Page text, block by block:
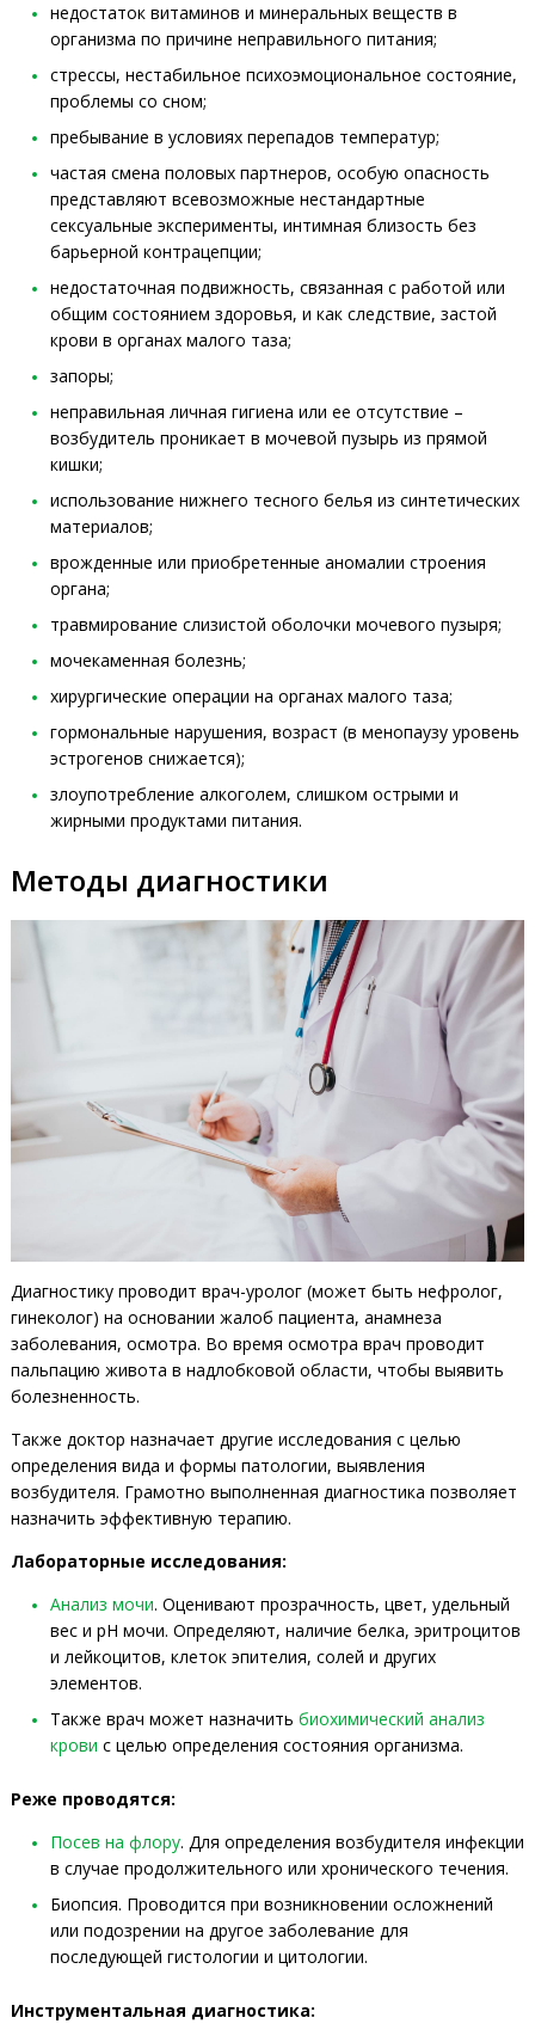
недостаток витаминов и минеральных веществ в
организма по причине неправильного питания;
стрессы, нестабильное психоэмоциональное состояние,
проблемы со сном;
пребывание в условиях перепадов температур;
частая смена половых партнеров, особую опасность
представляют всевозможные нестандартные
сексуальные эксперименты, интимная близость без
барьерной контрацепции;
недостаточная подвижность, связанная с работой или
общим состоянием здоровья, и как следствие, застой
крови в органах малого таза;
запоры;
неправильная личная гигиена или ее отсутствие –
возбудитель проникает в мочевой пузырь из прямой
кишки;
использование нижнего тесного белья из синтетических
материалов;
врожденные или приобретенные аномалии строения
органа;
травмирование слизистой оболочки мочевого пузыря;
мочекаменная болезнь;
хирургические операции на органах малого таза;
гормональные нарушения, возраст (в менопаузу уровень
эстрогенов снижается);
злоупотребление алкоголем, слишком острыми и
жирными продуктами питания.
Методы диагностики
Диагностику проводит врач-уролог (может быть нефролог,
гинеколог) на основании жалоб пациента, анамнеза
заболевания, осмотра. Во время осмотра врач проводит
пальпацию живота в надлобковой области, чтобы выявить
болезненность.
Также доктор назначает другие исследования с целью
определения вида и формы патологии, выявления
возбудителя. Грамотно выполненная диагностика позволяет
назначить эффективную терапию.
Лабораторные исследования:
Анализ мочи. Оценивают прозрачность, цвет, удельный
вес и pH мочи. Определяют, наличие белка, эритроцитов
и лейкоцитов, клеток эпителия, солей и других
элементов.
Также врач может назначить биохимический анализ
крови с целью определения состояния организма.
Реже проводятся:
Посев на флору. Для определения возбудителя инфекции
в случае продолжительного или хронического течения.
Биопсия. Проводится при возникновении осложнений
или подозрении на другое заболевание для
последующей гистологии и цитологии.
Инструментальная диагностика: